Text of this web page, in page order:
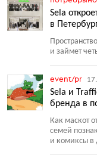
Sela
в
и займет
event/pr
Sela и
бренда в
Как маскот
семей
и комиксы в